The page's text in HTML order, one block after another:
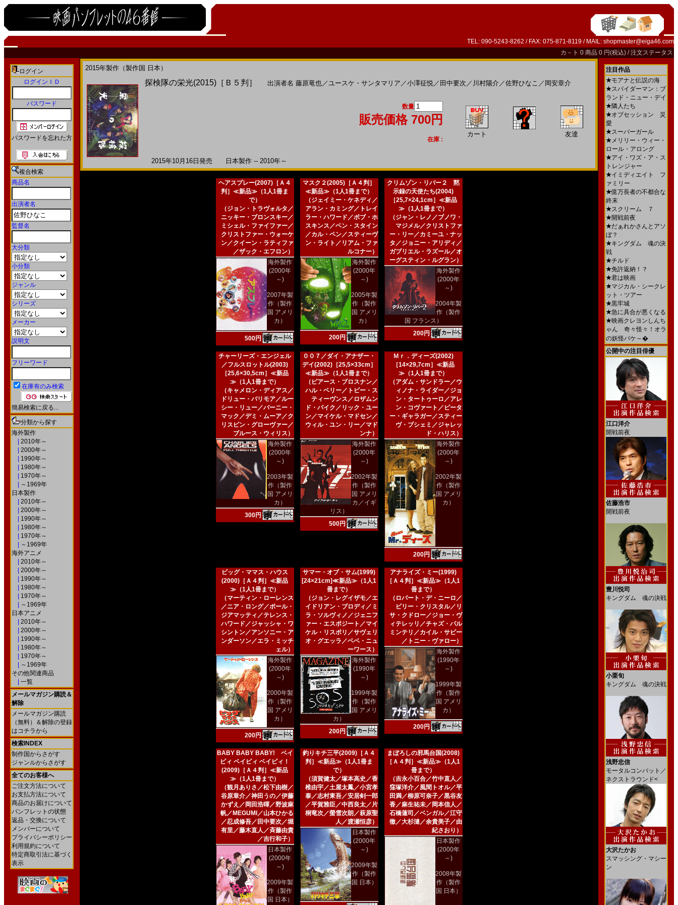
TEL: 090-5243-8262 / FAX: 075-871-8119 / MAIL: shopmaster@eiga46.com
カ－ト 0 商品 0 円(税込) /注文ステータス
ログイン
ログインＩＤ
パスワード
パスワードを忘れた方
複合検索
商品名
出演者名
監督名
大分類
小分類
ジャンル
シリーズ
メーカー
説明文
フリーワード
在庫有のみ検索
簡易検索に戻る...
分類から探す
海外製作
2010年～
2000年～
1990年～
1980年～
1970年～
～1969年
日本製作
2010年～
2000年～
1990年～
1980年～
1970年～
～1969年
海外アニメ
2010年～
2000年～
1990年～
1980年～
1970年～
～1969年
日本アニメ
2010年～
2000年～
1990年～
1980年～
1970年～
～1969年
その他関連商品
一覧
メールマガジン購読＆
解除
メールマガジン購読
（無料）＆解除の登録
はコチラから
検索INDEX
制作国からさがす
ジャンルからさがす
全てのお客様へ
ご注文方法について
お支払方法について
商品のお届けについて
パンフレットの状態
返品・交換について
メンバーについて
プライバシーポリシー
利用規約について
特定商取引法に基づく
表示
2015年製作（製作国 日本）
探検隊の栄光(2015)［Ｂ５判］ 出演者名 藤原竜也／ユースケ・サンタマリア ／小澤征悦／ 田中要次 ／ 川村陽介 ／佐野ひなこ ／ 岡安章介
数量
販売価格 700円
在庫 :
カート 友達
2015年10月16日発売 日本製作 -- 2010年～
ヘアスプレー(2007)［Ａ４
判］≪新品≫（1人1冊ま
で）
（ジョン・トラヴォルタ／
ニッキー・ブロンスキー／
ミシェル・ファイファー／
クリストファー・ウォーケ
ン／クイーン・ラティファ
／ザック・エフロン）
海外製作
(2000年
～)
2007年製
作（製作
国 アメリ
カ）
500円
マスク２(2005)［Ａ４判］
≪新品≫（1人1冊まで）
（ジェイミー・ケネディ／
アラン・カミング／トレイ
ラー・ハワード／ボブ・ホ
スキンス／ベン・スタイン
／カル・ペン／スティーヴ
ン・ライト／リアム・ファ
ルコナー）
海外製作
(2000年
～)
2005年製
作（製作
国 アメリ
カ）
200円
クリムゾン・リバー２ 黙
示録の天使たち(2004)
［25,7×24,1cm］≪新品
≫（1人1冊まで）
（ジャン・レノ／ブノワ・
マジメル／クリストファ
ー・リー／カミーユ・ナッ
タ／ジョニー・アリディ／
ガブリエル・ラズール／オ
ーグスティン・ルグラン）
海外製作
(2000年
～)
2004年製
作（製作
国 フランス）
200円
チャーリーズ・エンジェル
／フルスロットル(2003)
［25,6×30,5cm］≪新品
≫（1人1冊まで）
（キャメロン・ディアス／
ドリュー・バリモア／ルー
シー・リュー／バーニー・
マック／デミ・ムーア／ク
リスピン・グローヴァー／
ブルース・ウィリス）
海外製作
(2000年
～)
2003年製
作（製作
国 アメリ
カ）
300円
００７／ダイ・アナザー・
デイ(2002)［25,5×33cm］
≪新品≫（1人1冊まで）
（ピアース・ブロスナン／
ハル・ベリー／トビー・ス
ティーヴンス／ロザムン
ド・パイク／リック・ユー
ン／マイケル・マドセン／
ウィル・ユン・リー／マド
ンナ）
海外製作
(2000年
～)
2002年製
作（製作
国 アメリ
カ／イギ
リス）
500円
Ｍｒ．ディーズ(2002)
［14×29,7cm］≪新品
≫（1人1冊まで）
（アダム・サンドラー／ウ
ィノナ・ライダー／ジョ
ン・タートゥーロ／アレ
ン・コヴァート／ピータ
ー・ギャラガー／スティー
ヴ・ブシェミ／ジャレッ
ド・ハリス）
海外製作
(2000年
～)
2002年製
作（製作
国 アメリ
カ）
200円
ビッグ・ママス・ハウス
(2000)［Ａ４判］≪新品
≫（1人1冊まで）
（マーティン・ローレンス
／ニア・ロング／ポール・
ジアマッティ／テレンス・
ハワード／ジャッシャ・ワ
シントン／アンソニー・ア
ンダーソン／エラ・ミッチ
ェル）
海外製作
(2000年
～)
2000年製
作（製作
国 アメリ
カ）
200円
サマー・オブ・サム(1999)
[24×21cm]≪新品≫（1人1
冊まで）
（ジョン・レグイザモ／エ
イドリアン・ブロディ／ミ
ラ・ソルヴィノ／ジェニフ
ァー・エスポジート／マイ
ケル・リスポリ／サヴェリ
オ・グエッラ／ベベ・ニュ
ーワース）
海外製作
(1990年
～)
1999年製
作（製作
国 アメリ
カ）
200円
アナライズ・ミー(1999)
［Ａ４判］≪新品≫（1人1
冊まで）
（ロバート・デ・ニーロ／
ビリー・クリスタル／リ
サ・クドロー／ジョー・ヴ
ィテレッリ／チャズ・パル
ミンテリ／カイル・サビー
／トニー・ヴァロー）
海外製作
(1990年
～)
1999年製
作（製作
国 アメリ
カ）
200円
BABY BABY BABY! ベイ
ビィ ベイビィ ベイビィ！
(2009)［Ａ４判］≪新品
≫（1人1冊まで）
（観月ありさ／松下由樹／
谷原章介／神田うの／伊藤
かずえ／岡田浩暉／野波麻
帆／MEGUMI／山本ひかる
／忍成修吾／田中要次／堀
有里／藤木直人／斉藤由貴
／吉行和子）
日本製作
(2000年
～)
2009年製
作（製作
国 日本）
釣りキチ三平(2009)［Ａ４
判］≪新品≫（1人1冊ま
で）
（須賀健太／塚本高史／香
椎由宇／土屋太鳳／小宮孝
泰／志村東吾／安居剣一郎
／平賀雅臣／中西良太／片
桐竜次／螢雪次朗／萩原聖
人／渡瀬恒彦）
日本製作
(2000年
～)
2009年製
作（製作
国 日本）
まぼろしの邪馬台国(2008)
［Ａ４判］≪新品≫（1人1
冊まで）
（吉永小百合／竹中直人／
窪塚洋介／風間トオル／平
田満／柳原可奈子／黒谷友
香／麻生祐未／岡本信人／
石橋蓮司／ベンガル／江守
徹／大杉漣／余貴美子／由
紀さおり）
日本製作
(2000年
～)
2008年製
作（製作
国 日本）
注目作品
★モアナと伝説の海
★スパイダーマン：ブ
ランド・ニュー・デイ
★隣人たち
★オブセッション 災
愛
★スーパーガール
★メリリー・ウィー・
ロール・アロング
★アイ・ワズ・ア・ス
トレンジャー
★イミディエイト フ
ァミリー
★億万長者の不都合な
終末
★スクリーム ７
★開戦前夜
★だぁれかさんとアソ
ぼ？
★キングダム 魂の決
戦
★チルド
★免許返納！？
★君は映画
★マジカル・シークレ
ット・ツアー
★黒牢城
★急に具合が悪くなる
★映画クレヨンしんち
ゃん 奇々怪々！オラ
の妖怪バケ～�
公開中の注目俳優
江口洋介
開戦前夜
佐藤浩市
開戦前夜
豊川悦司
キングダム 魂の決戦
小栗旬
キングダム 魂の決戦
浅野忠信
モータルコンバット／
ネクストラウンド<
大沢たかお
スマッシング・マシー
ン